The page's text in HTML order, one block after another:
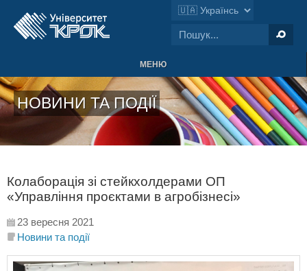
МЕНЮ
НОВИНИ ТА ПОДІЇ
Колаборація зі стейкхолдерами ОП
«Управління проєктами в агробізнесі»
23 вересня 2021
Новини та події